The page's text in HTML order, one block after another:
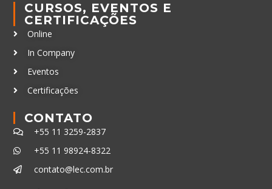
CURSOS, EVENTOS E
CERTIFICAÇÕES
Online
In Company
Eventos
Certificações
CONTATO
+55 11 3259-2837
+55 11 98924-8322
contato@lec.com.br